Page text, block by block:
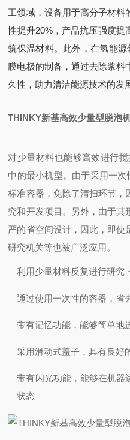
工领域，设备用于高分子材料
性提升20%，产品抗压强度提
筑保温材料。此外，在氢能
膜电极的制备，通过去除浆料
久性，助力清洁能源技术的发
THINKY新基高效少量型脱泡
对少量材料也能够高效进行
中的最小机型。由于采用一
标准容器，免除了清扫环节，
究和开发项目。另外，由于其
严的省空间设计，因此，即使
研究机关等也被广泛应用。
利用少量材料反复进行研究
通过使用一次性的容器，省
带有记忆功能，能够简单地
采用滑动式盖子，具有良好
带有闪光功能，能够在机器
状态